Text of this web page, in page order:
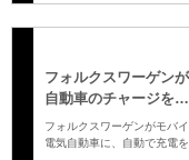
フォルクスワーゲン
自動車のチャージを…
フォルクスワーゲンがモバ
電気自動車に、自動で充電